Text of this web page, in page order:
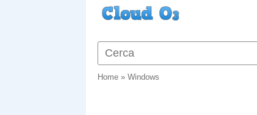
Home» Windows